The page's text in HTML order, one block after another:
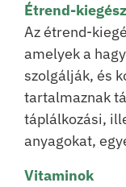
Étrend-
Az étrend-
amelyek a
szolgálják, és
tartalmaznak
táplálkozási,
anyagokat,
Vitaminok